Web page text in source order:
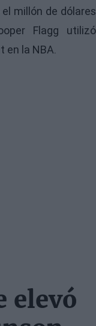
millón de dólares
Flagg utilizó
en la NBA.
elevó